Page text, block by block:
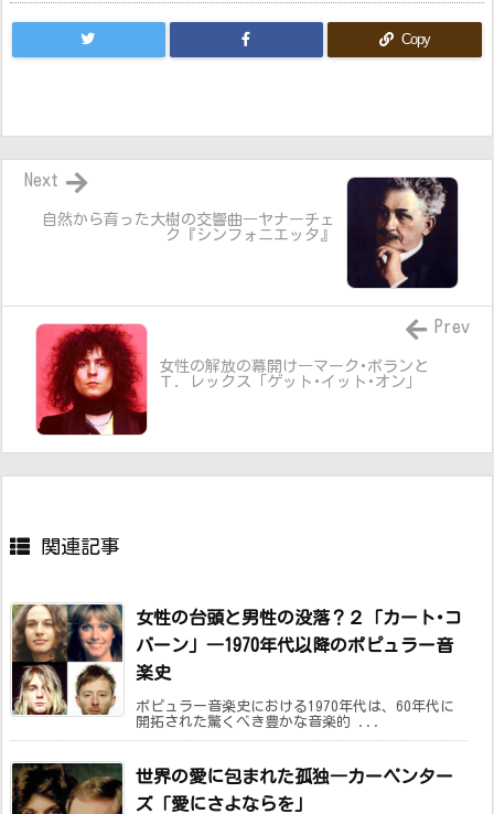
Copy
自然から育った大樹の交響曲―ヤナーチェ
ク『シンフォニエッタ』
Next
女性の解放の幕開け―マーク･ボランと
Ｔ．レックス「ゲット･イット･オン」
Prev
関連記事
女性の台頭と男性の没落？２「カート･コ
バーン」―1970年代以降のポピュラー音
楽史
ポピュラー音楽史における1970年代は、60年代に
開拓された驚くべき豊かな音楽的 ...
世界の愛に包まれた孤独―カーペンター
ズ「愛にさよならを」